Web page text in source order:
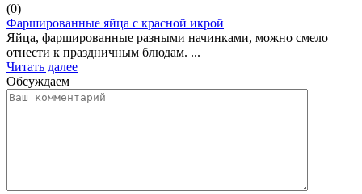
(0)
Фаршированные яйца с красной икрой
Яйца, фаршированные разными начинками, можно смело
отнести к праздничным блюдам. ...
Читать далее
Обсуждаем